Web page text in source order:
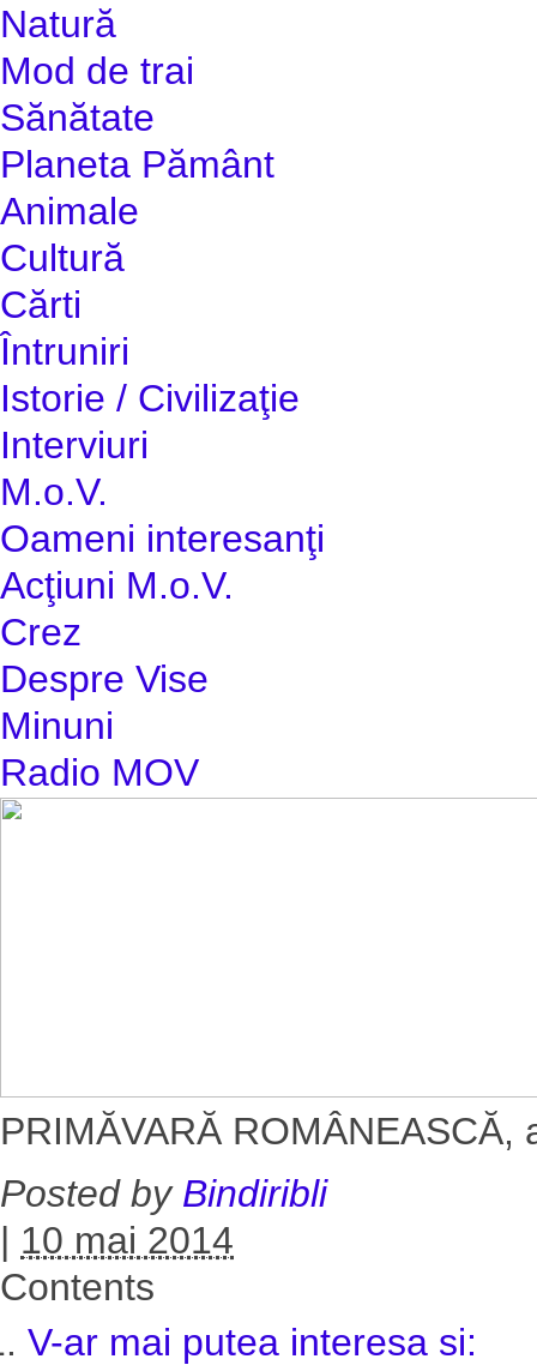
Natură
Mod de trai
Sănătate
Planeta Pământ
Animale
Cultură
Cărti
Întruniri
Istorie / Civilizaţie
Interviuri
M.o.V.
Oameni interesanţi
Acţiuni M.o.V.
Crez
Despre Vise
Minuni
Radio MOV
PRIMĂVARĂ
Posted by Bindiribli
| 10 mai 2014
Contents
V-ar mai putea interesa si: